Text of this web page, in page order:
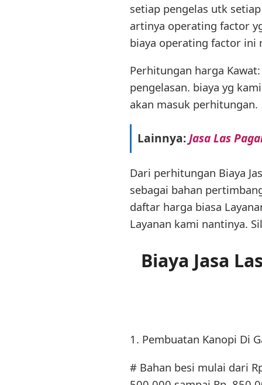
setiap pengelas utk
artinya operating factor
biaya operating factor ini
Perhitungan harga
pengelasan. biaya yg
akan masuk perhitungan.
Lainnya:Jasa Las
Dari perhitungan Biaya
sebagai bahan
daftar harga biasa
Layanan kami nantinya.
Biaya Jasa
1. Pembuatan Kanopi Di
# Bahan besi mulai dari